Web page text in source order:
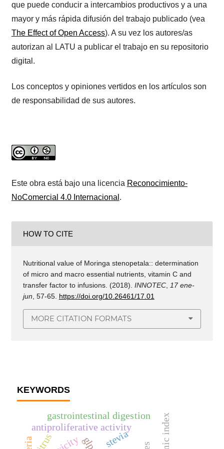
que puede conducir a intercambios productivos y a una
mayor y más rápida difusión del trabajo publicado (vea
The Effect of Open Access). A su vez los autores/as
autorizan al LATU a publicar el trabajo en su repositorio
digital.
Los conceptos y opiniones vertidos en los artículos son
de responsabilidad de sus autores.
Este obra está bajo una licencia Reconocimiento-
NoComercial 4.0 Internacional .
HOW TO CITE
Nutritional value of Moringa stenopetala:: determination
of micro and macro essential nutrients, vitamin C and
transfer factor to infusions. (2018). INNOTEC,
17 ene-
jun , 57-65. https://doi.org/10.26461/17.01
MORE CITATION FORMATS
KEYWORDS
stevia
antiproliferative activity
gastrointestinal digestion